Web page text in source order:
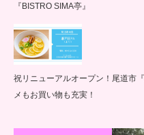
『BISTRO SIMA亭』
祝リニューアルオープン！尾道市
メもお買い物も充実！